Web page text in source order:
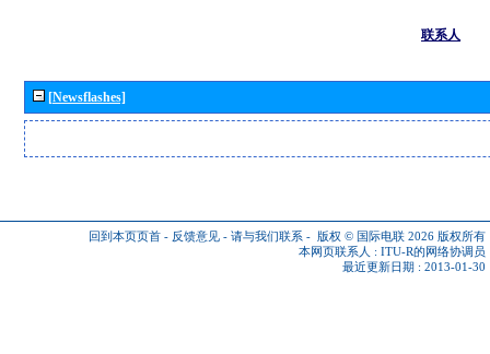
联系人
[Newsflashes]
回到本页页首 - 反馈意见 - 请与我们联系 - 版权 © 国际电联 2026 版权所有
本网页联系人 : ITU-R的网络协调员
最近更新日期 : 2013-01-30